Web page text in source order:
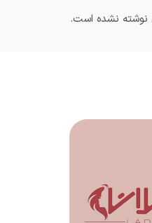
نشده است.